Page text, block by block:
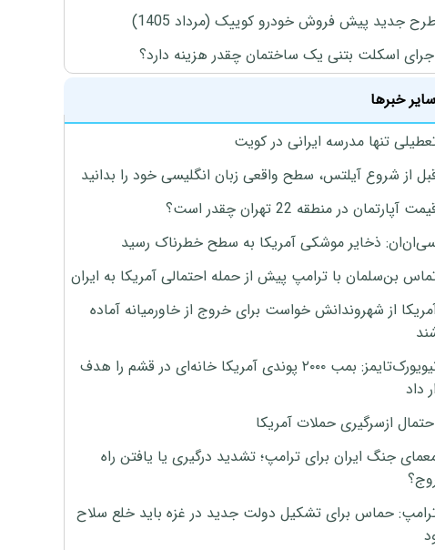
جدید پیش فروش خودرو کوییک (مرداد 1405)
اسکلت بتنی یک ساختمان چقدر هزینه دارد؟
سایر خبرها
تنها مدرسه ایرانی در کویت
از شروع آیلتس، سطح واقعی زبان انگلیسی خود را بدانید
آپارتمان در منطقه 22 تهران چقدر است؟
ذخایر موشکی آمریکا به سطح خطرناک رسید
بن‌سلمان با ترامپ پیش از حمله احتمالی آمریکا به ایران
از شهروندانش خواست برای خروج از خاورمیانه آماده
نیویورک‌تایمز: بمب ۲۰۰۰ پوندی آمریکا خانه‌ای در قشم را هدف
داد
ازسرگیری حملات آمریکا
جنگ ایران برای ترامپ؛ تشدید درگیری یا یافتن راه
حماس برای تشکیل دولت جدید در غزه باید خلع سلاح